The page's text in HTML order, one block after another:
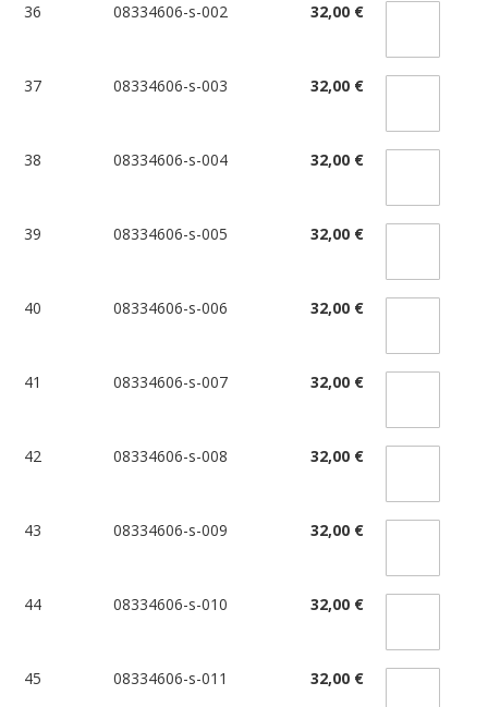
36 08334606-s-002 32,00 €
37 08334606-s-003 32,00 €
38 08334606-s-004 32,00 €
39 08334606-s-005 32,00 €
40 08334606-s-006 32,00 €
41 08334606-s-007 32,00 €
42 08334606-s-008 32,00 €
43 08334606-s-009 32,00 €
44 08334606-s-010 32,00 €
45 08334606-s-011 32,00 €